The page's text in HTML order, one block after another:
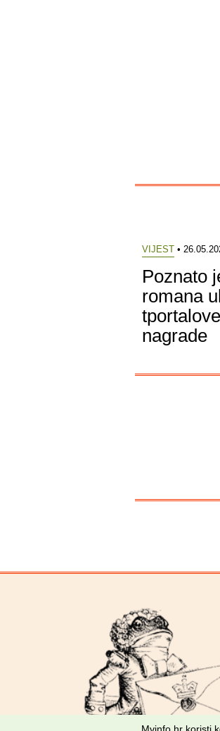
VIJEST•
Poznato
romana
nagrade